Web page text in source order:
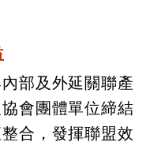
部及外延關聯產
會團體單位締結
合，發揮聯盟效